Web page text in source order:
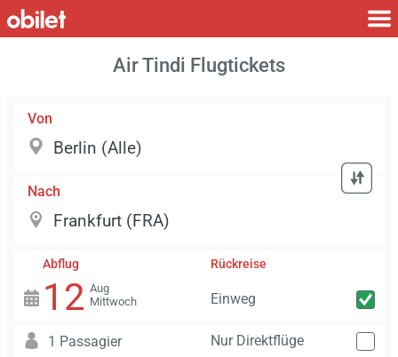
Air Tindi Flugtickets
Von
Nach
Abflug
12 Aug
Mittwoch
Rückreise
Einweg
1 Passagier Nur Direktflüge